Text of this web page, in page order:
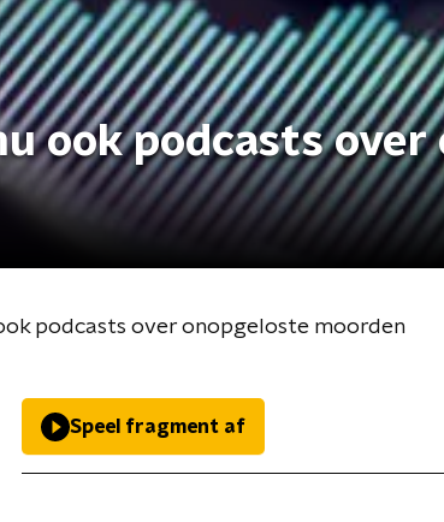
ook podcasts
podcasts over onopgeloste moorden
Speel fragment af